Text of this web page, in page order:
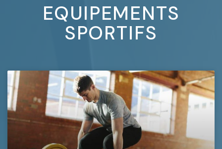
EQUIPEMENTS
SPORTIFS